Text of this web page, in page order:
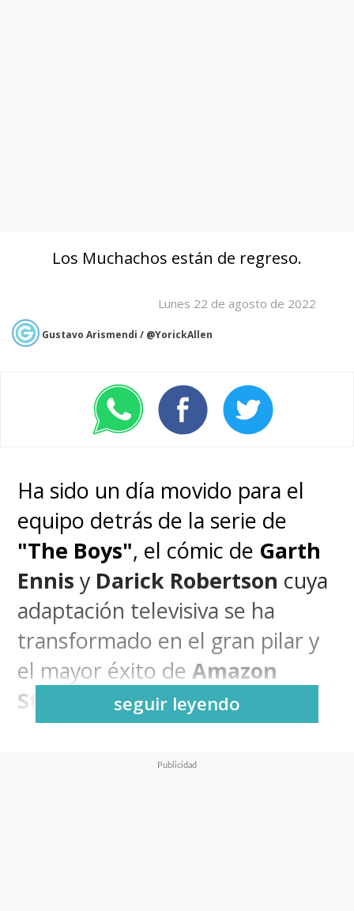
Los Muchachos están de regreso.
Lunes 22 de agosto de 2022
Gustavo Arismendi / @YorickAllen
Ha sido un día movido para el
equipo detrás de la serie de
"The Boys", el cómic de Garth
Ennis y Darick Robertson cuya
adaptación televisiva se ha
transformado en el gran pilar y
el mayor éxito de Amazon
Studios
a la fecha.
Este lunes se dio inicio a las
seguir leyendo